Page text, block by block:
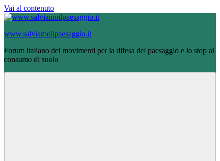
Vai al contenuto
www.salviamoilpaesaggio.it
Forum italiano dei movimenti per la difesa del paesaggio e lo stop al
consumo di suolo